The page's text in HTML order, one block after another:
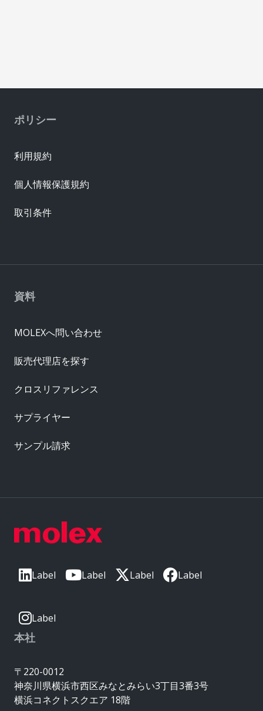
Label Label Label Label
Label
本社
〒220-0012
神奈川県横浜市西区みなとみらい3丁目3番3号
横浜コネクトスクエア 18階
資料
MOLEXへ問い合わせ
販売代理店を探す
クロスリファレンス
サプライヤー
サンプル請求
ポリシー
利用規約
個人情報保護規約
取引条件